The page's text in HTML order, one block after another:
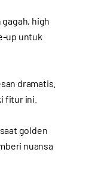
high
up untuk
dramatis.
fitur ini.
golden
nuansa